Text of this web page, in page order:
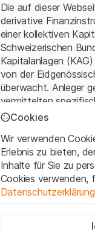
Die auf dieser
derivative
einer kollektiven
Schweizerischen
Kapitalanlagen
von der
überwacht. Anleger
vermittelten
Mit dem Zugriff auf
(die "Website")
Informationen und
Wenn Sie mit den
Cookies
Wir verwenden
Erlebnis zu bieten,
Inhalte für Sie zu
Cookies verwenden,
Datenschutzerklärung
Diese Cookies sind für